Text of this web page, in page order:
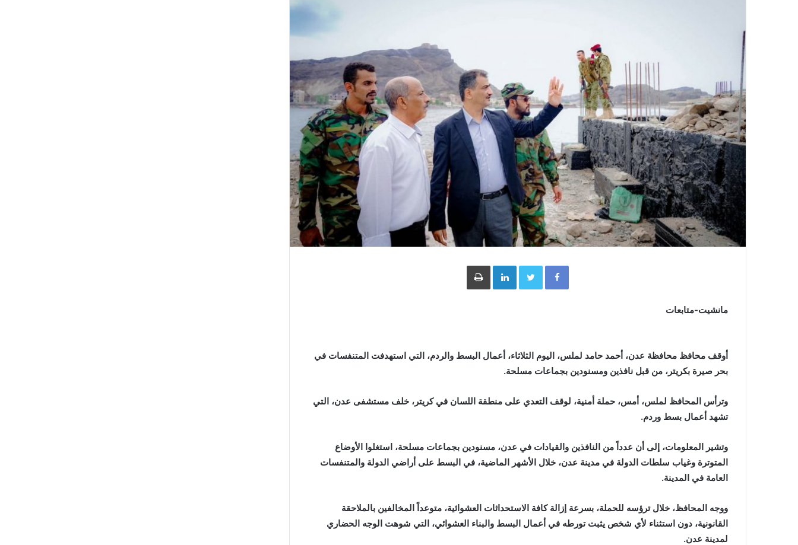
Facebook
Twitter
LinkedInطباعة
مانشيت-متابعات
أوقف محافظ محافظة عدن، أحمد حامد لملس، اليوم الثلاثاء، أعمال البسط والردم، التي استهدفت المتنفسات في
بحر صيرة بكريتر، من قبل نافذين ومسنودين بجماعات مسلحة.
وترأس المحافظ لملس، أمس، حملة أمنية، لوقف التعدي على منطقة اللسان في كريتر، خلف مستشفى عدن، التي
تشهد أعمال بسط وردم.
وتشير المعلومات، إلى أن عدداً من النافذين والقيادات في عدن، مسنودين بجماعات مسلحة، استغلوا الأوضاع
المتوترة وغياب سلطات الدولة في مدينة عدن، خلال الأشهر الماضية، في البسط على أراضي الدولة والمتنفسات
العامة في المدينة.
ووجه المحافظ، خلال ترؤسه للحملة، بسرعة إزالة كافة الاستحداثات العشوائية، متوعداً المخالفين بالملاحقة
القانونية، دون استثناء لأي شخص يثبت تورطه في أعمال البسط والبناء العشوائي، التي شوهت الوجه الحضاري
لمدينة عدن.